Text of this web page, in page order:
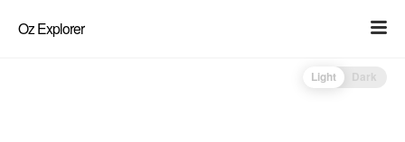
Oz Explorer
Light Dark